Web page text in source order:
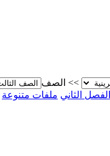
>> الصف
الفصل الثاني ملفات متنوعة